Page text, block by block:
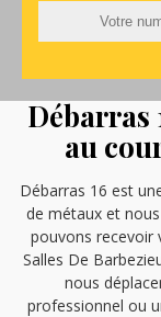
Débarras
au
Débarras 16 est
de métaux et
pouvons recevoir
Salles De
nous
professionnel ou